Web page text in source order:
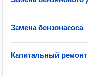
Замена бензонасоса
Капитальный ремонт